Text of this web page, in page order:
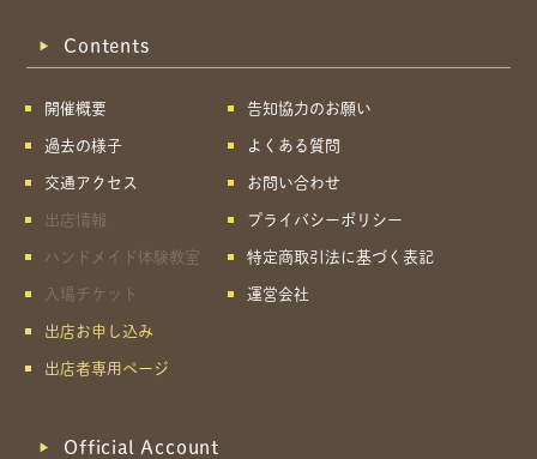
共有方法を選択
Contents
開催概要
過去の様子
交通アクセス
出店情報
ハンドメイド体験教室
入場チケット
出店お申し込み
出店者専用ページ
告知協力のお願い
よくある質問
お問い合わせ
プライバシーポリシー
特定商取引法に基づく表記
運営会社
Official Account